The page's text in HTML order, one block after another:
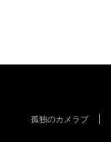
孤独のカメラブ